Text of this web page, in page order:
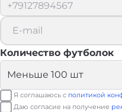
Количество футболок
Я соглашаюсь с политикой
Даю согласие на получение